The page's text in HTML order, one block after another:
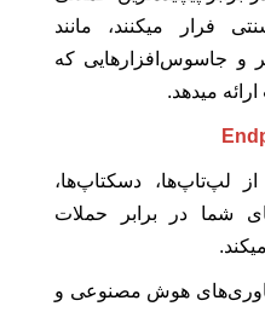
فرار میکنند، مانند
و جاسوس‌افزارهایی که
میدهد.
لایسنس SES Enterprise از لپ‌تاپ‌ها، دسکتاپ‌ها،
شما در برابر حملات
فناوری‌های هوش مصنوعی و